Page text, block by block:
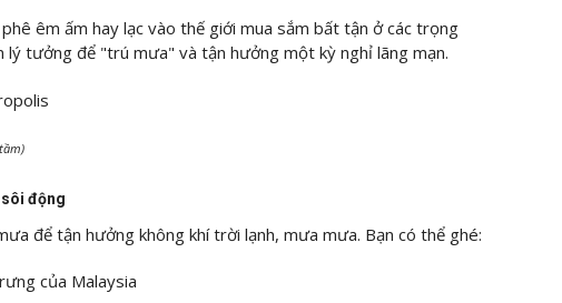
êm ấm hay lạc vào thế giới mua sắm bất tận ở các trọng
lý tưởng để "trú mưa" và tận hưởng một kỳ nghỉ lãng mạn.
động
để tận hưởng không khí trời lạnh, mưa mưa. Bạn có thể ghé:
của Malaysia